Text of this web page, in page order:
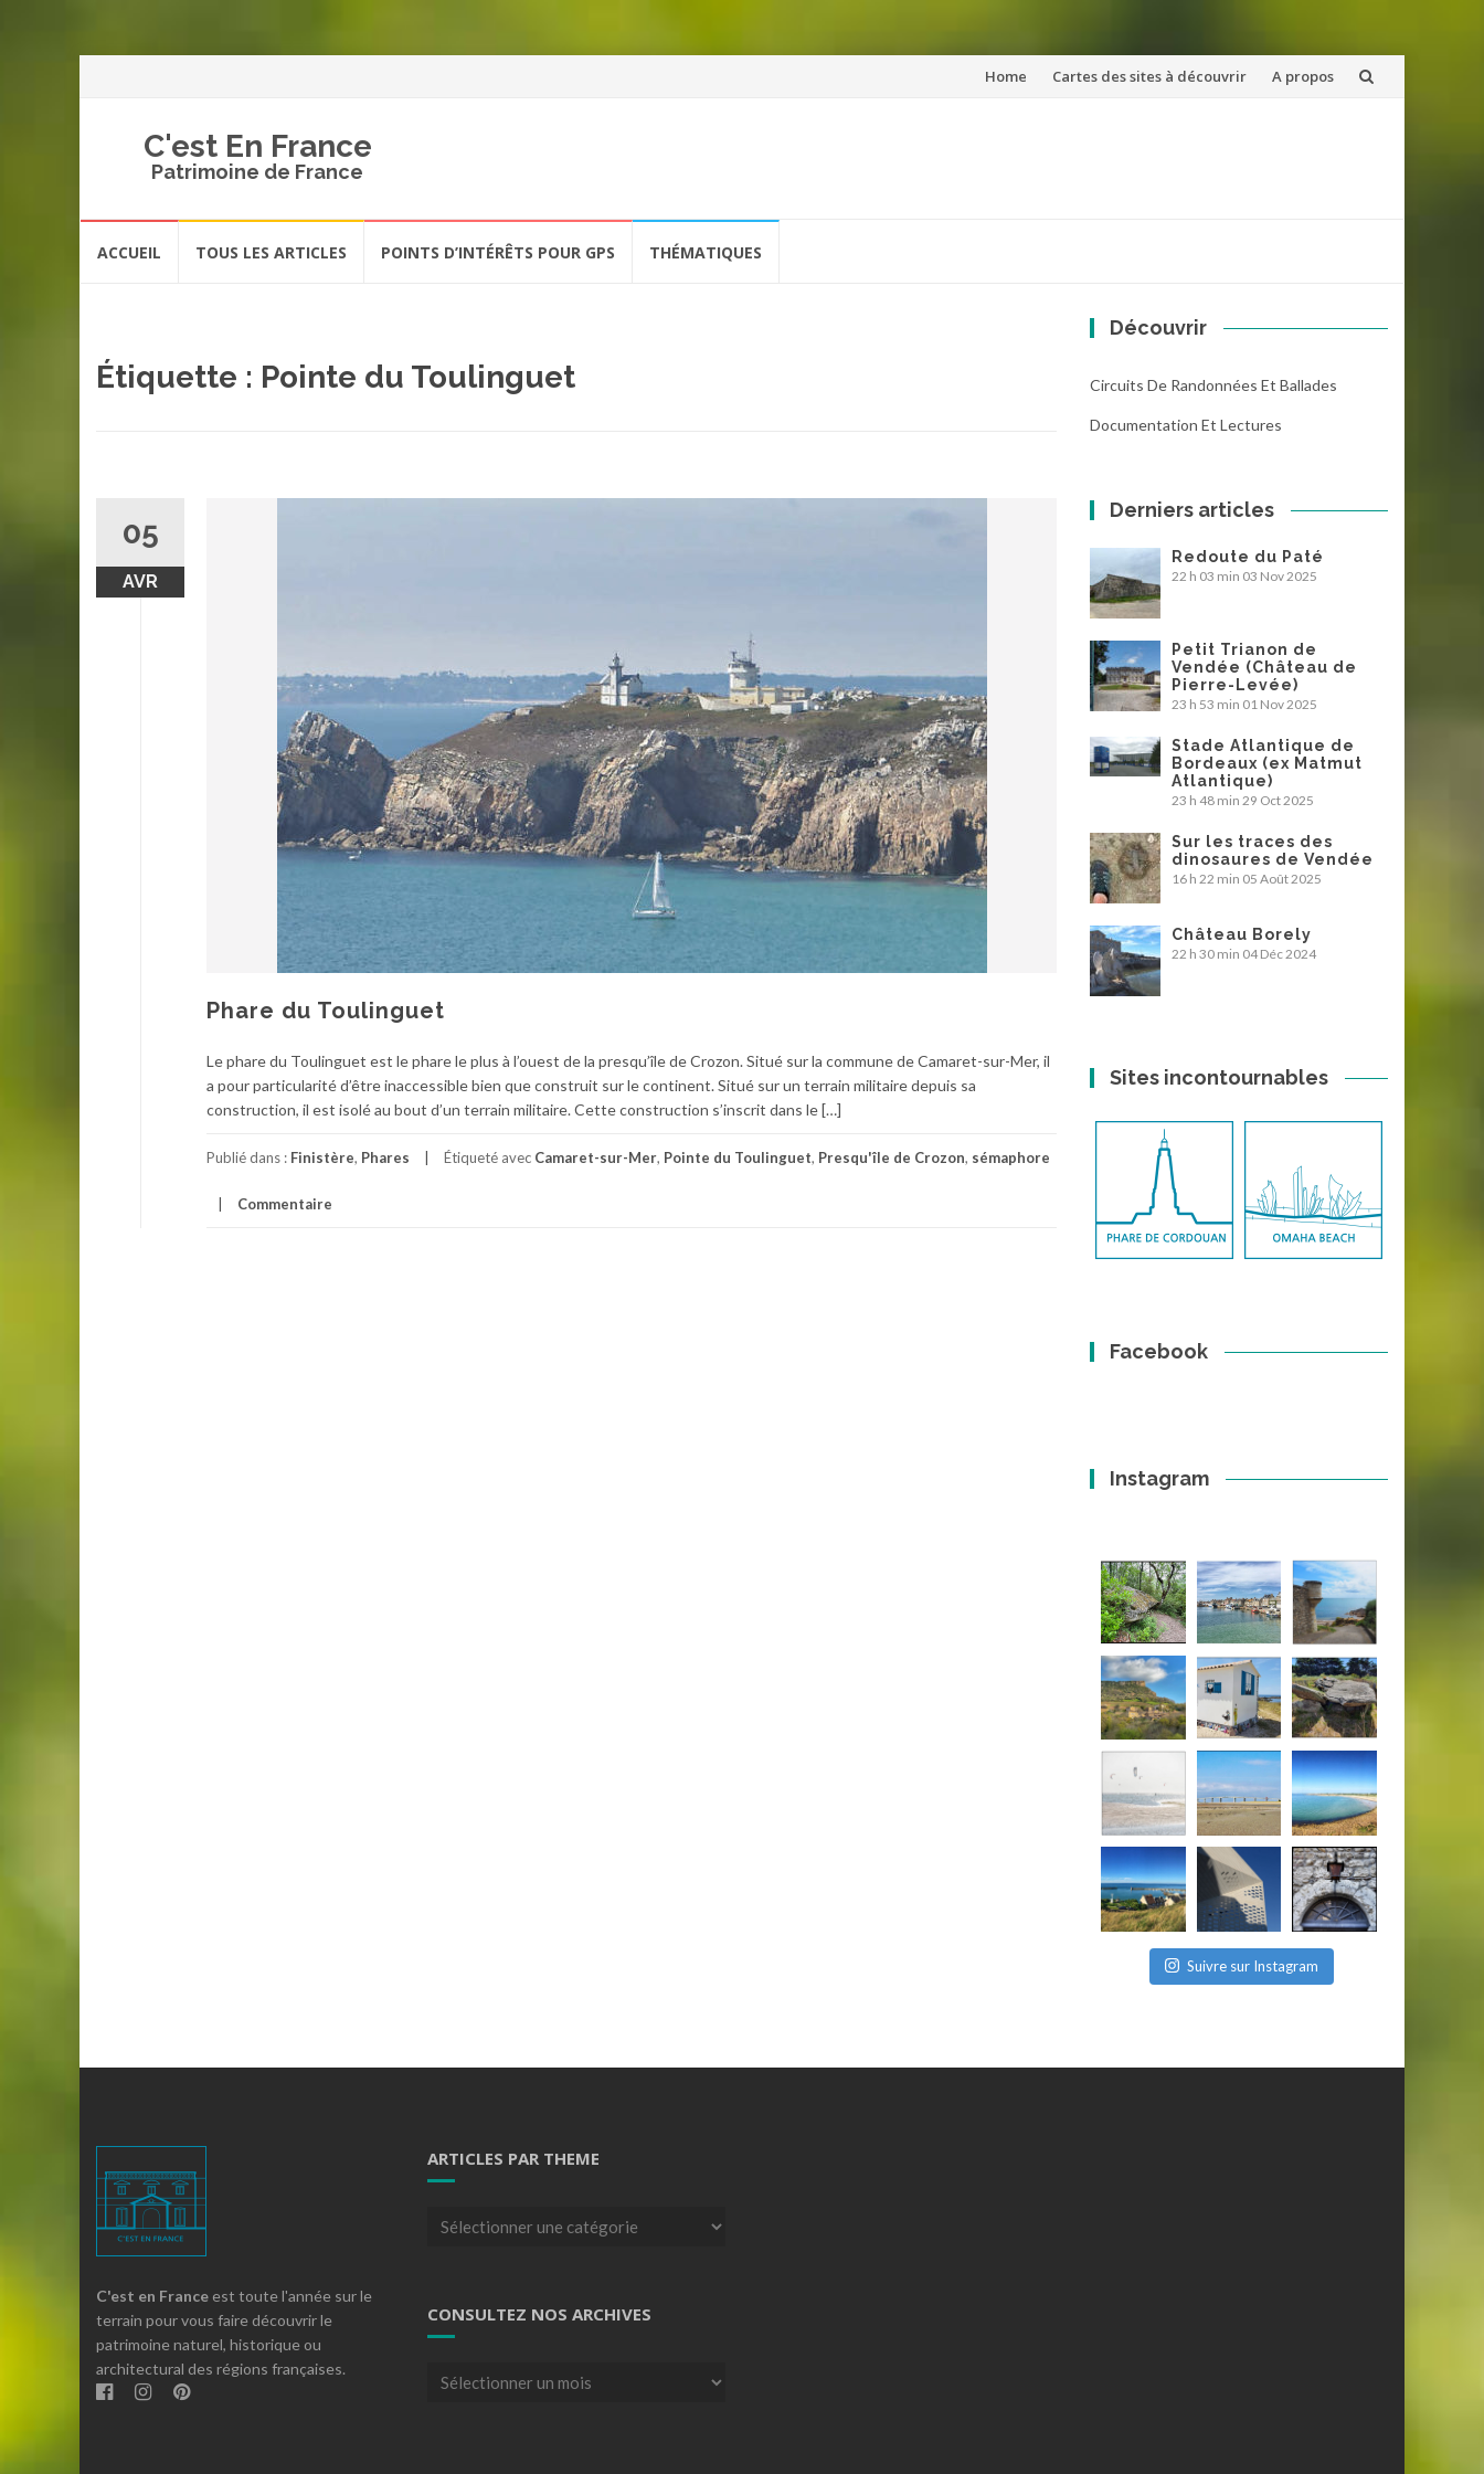
Aller
Home Cartes des sites à découvrir A propos
C'est En France
Patrimoine de France
ACCUEIL TOUS LES ARTICLES POINTS D’INTÉRÊTS POUR GPS THÉMATIQUES
Étiquette : Pointe du Toulinguet
05
AVR
Phare du Toulinguet
Le phare du Toulinguet est le phare le plus à l’ouest de la presqu’île de Crozon. Situé sur la commune de Camaret-sur-Mer, il
a pour particularité d’être inaccessible bien que construit sur le continent. Situé sur un terrain militaire depuis sa
construction, il est isolé au bout d’un terrain militaire. Cette construction s’inscrit dans le […]
Publié dans : Finistère, Phares Étiqueté avec Camaret-sur-Mer, Pointe du Toulinguet, Presqu'île de Crozon, sémaphore
Commentaire
Découvrir
Circuits De Randonnées Et Ballades
Documentation Et Lectures
Derniers articles
Redoute du Paté
22 h 03 min 03 Nov 2025
Petit Trianon de
Vendée (Château de
Pierre-Levée)
23 h 53 min 01 Nov 2025
Stade Atlantique de
Bordeaux (ex Matmut
Atlantique)
23 h 48 min 29 Oct 2025
Sur les traces des
dinosaures de Vendée
16 h 22 min 05 Août 2025
Château Borely
22 h 30 min 04 Déc 2024
Sites incontournables
Facebook
Instagram
Suivre sur Instagram
C'est en France est toute l'année sur le
terrain pour vous faire découvrir le
patrimoine naturel, historique ou
architectural des régions françaises.
ARTICLES PAR THEME
Articles
CONSULTEZ NOS ARCHIVES
Consultez